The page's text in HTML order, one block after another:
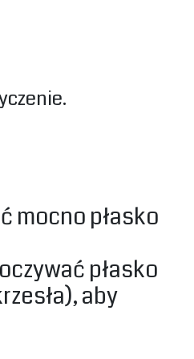
mocno płasko
płasko
aby